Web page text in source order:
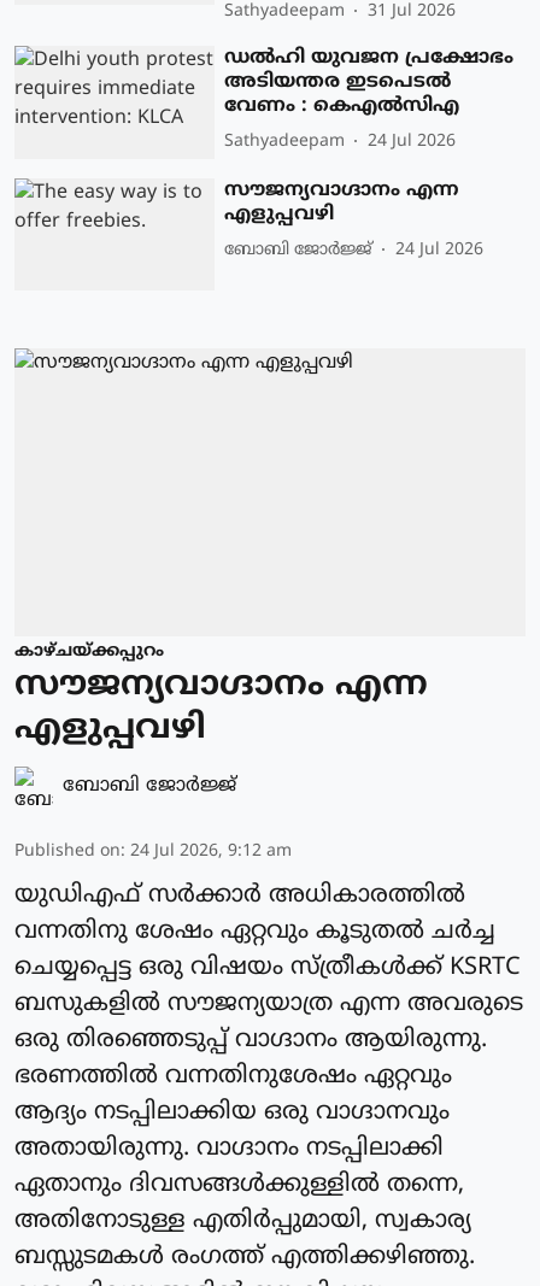
Sathyadeepam 31 Jul 2026
ഡൽഹി യുവജന പ്രക്ഷോഭം
അടിയന്തര ഇടപെടൽ
വേണം : കെഎൽസിഎ
Sathyadeepam 24 Jul 2026
സൗജന്യവാഗ്ദാനം എന്ന
എളുപ്പവഴി
ബോബി ജോര്‍ജ്ജ്‌ 24 Jul 2026
കാഴ്ചയ്ക്കപ്പുറം
സൗജന്യവാഗ്ദാനം എന്ന
എളുപ്പവഴി
ബോബി ജോര്‍ജ്ജ്‌
Published on: 24 Jul 2026, 9:12 am
യുഡിഎഫ് സർക്കാർ അധികാരത്തിൽ
വന്നതിനു ശേഷം ഏറ്റവും കൂടുതൽ ചർച്ച
ചെയ്യപ്പെട്ട ഒരു വിഷയം സ്ത്രീകൾക്ക് KSRTC
ബസുകളിൽ സൗജന്യയാത്ര എന്ന അവരുടെ
ഒരു തിരഞ്ഞെടുപ്പ് വാഗ്ദാനം ആയിരുന്നു.
ഭരണത്തിൽ വന്നതിനുശേഷം ഏറ്റവും
ആദ്യം നടപ്പിലാക്കിയ ഒരു വാഗ്ദാനവും
അതായിരുന്നു. വാഗ്ദാനം നടപ്പിലാക്കി
ഏതാനും ദിവസങ്ങൾക്കുള്ളിൽ തന്നെ,
അതിനോടുള്ള എതിർപ്പുമായി, സ്വകാര്യ
ബസ്സുടമകൾ രംഗത്ത് എത്തിക്കഴിഞ്ഞു.